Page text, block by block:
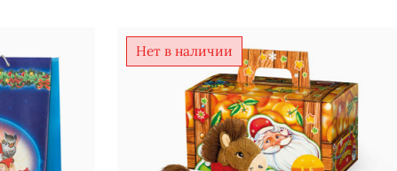
Нет в наличии